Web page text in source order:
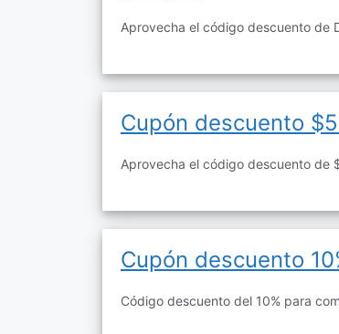
Aprovecha el código descuento de
Cupón descuento
Aprovecha el código descuento de
Cupón descuento
Código descuento del 10% para